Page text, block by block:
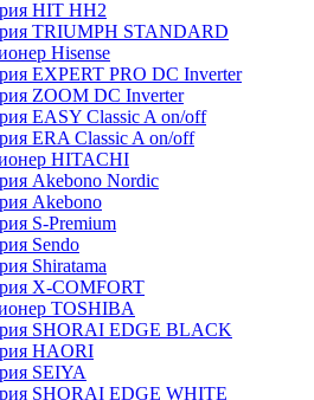
HIT HH2
TRIUMPH STANDARD
Hisense
EXPERT PRO DC Inverter
ZOOM DC Inverter
EASY Classic A on/off
ERA Classic A on/off
HITACHI
Akebono Nordic
Akebono
S-Premium
Sendo
Shiratama
X-COMFORT
TOSHIBA
SHORAI EDGE BLACK
HAORI
SEIYA
SHORAI EDGE WHITE